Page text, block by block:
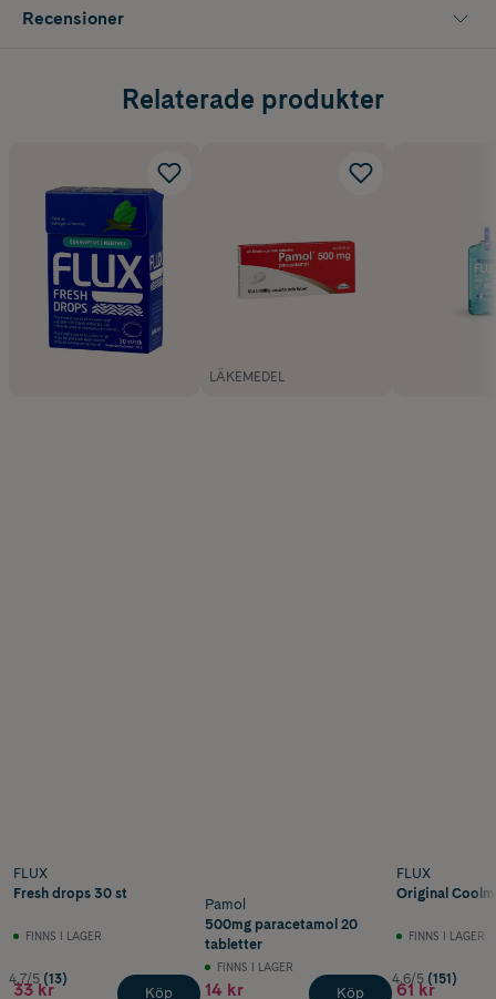
Recensioner
Relaterade produkter
FLUX
Fresh drops 30 st
FINNS I LAGER
4.7/5 (13)
33 kr Köp
LÄKEMEDEL
Pamol
500mg paracetamol 20
tabletter
FINNS I LAGER
14 kr Köp
FLUX
Original
FINNS I LAGER
4.6/5 (151)
61 kr